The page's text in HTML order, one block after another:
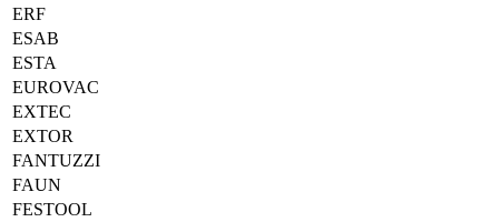
ERF
ESAB
ESTA
EUROVAC
EXTEC
EXTOR
FANTUZZI
FAUN
FESTOOL